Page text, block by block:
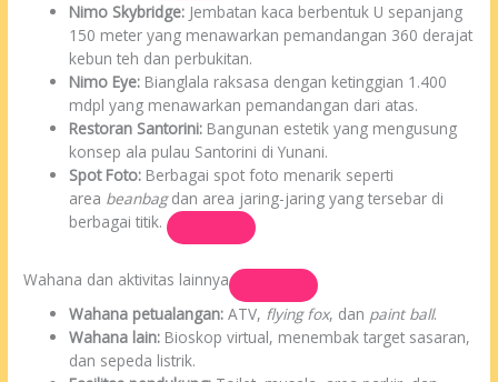
Nimo Skybridge: Jembatan kaca berbentuk U sepanjang
150 meter yang menawarkan pemandangan 360 derajat
kebun teh dan perbukitan.
Nimo Eye: Bianglala raksasa dengan ketinggian 1.400
mdpl yang menawarkan pemandangan dari atas.
Restoran Santorini: Bangunan estetik yang mengusung
konsep ala pulau Santorini di Yunani.
Spot Foto: Berbagai spot foto menarik seperti
area beanbagdan area jaring-jaring yang tersebar di
berbagai titik.
Wahana dan aktivitas lainnya
Wahana petualangan: ATV, flying fox, dan paint ball.
Wahana lain: Bioskop virtual, menembak target sasaran,
dan sepeda listrik.